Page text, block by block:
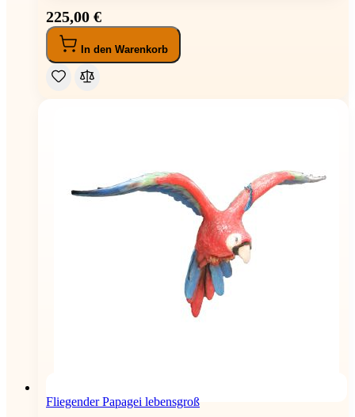
225,00 €
In den Warenkorb
Fliegender Papagei lebensgroß